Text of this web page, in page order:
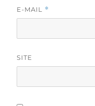
E-MAIL *
SITE